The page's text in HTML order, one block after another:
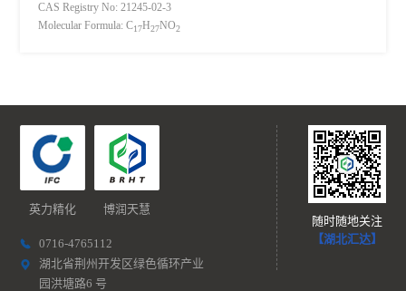
CAS Registry No: 21245-02-3
Molecular Formula: C17H27NO2
英力精化 博润天慧
0716-4765112
湖北省荆州开发区绿色循环产业
园洪塘路6 号
随时随地关注
【湖北汇达】